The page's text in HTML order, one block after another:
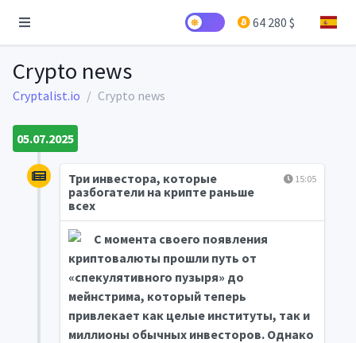
64 280 $
Crypto news
Cryptalist.io Crypto news
05.07.2025
15:05
Три инвестора, которые
разбогатели на крипте раньше
всех
С момента своего появления
криптовалюты прошли путь от
«спекулятивного пузыря» до
мейнстрима, который теперь
привлекает как целые институты, так и
миллионы обычных инвесторов. Однако